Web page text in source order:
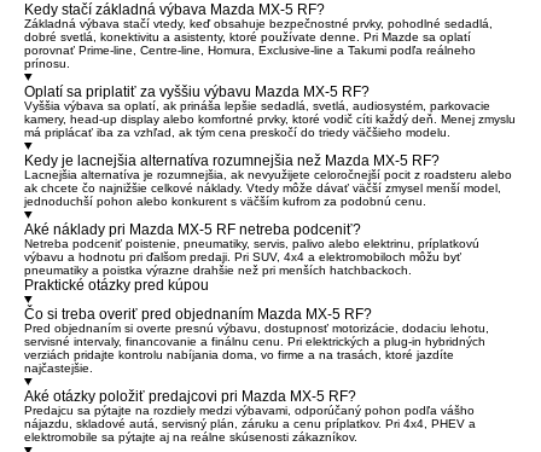
Kedy stačí základná výbava Mazda MX-5 RF?
Základná výbava stačí vtedy, keď obsahuje bezpečnostné prvky, pohodlné sedadlá,
dobré svetlá, konektivitu a asistenty, ktoré používate denne. Pri Mazde sa oplatí
porovnať Prime-line, Centre-line, Homura, Exclusive-line a Takumi podľa reálneho
prínosu.
Oplatí sa priplatiť za vyššiu výbavu Mazda MX-5 RF?
Vyššia výbava sa oplatí, ak prináša lepšie sedadlá, svetlá, audiosystém, parkovacie
kamery, head-up display alebo komfortné prvky, ktoré vodič cíti každý deň. Menej zmyslu
má priplácať iba za vzhľad, ak tým cena preskočí do triedy väčšieho modelu.
Kedy je lacnejšia alternatíva rozumnejšia než Mazda MX-5 RF?
Lacnejšia alternatíva je rozumnejšia, ak nevyužijete celoročnejší pocit z roadsteru alebo
ak chcete čo najnižšie celkové náklady. Vtedy môže dávať väčší zmysel menší model,
jednoduchší pohon alebo konkurent s väčším kufrom za podobnú cenu.
Aké náklady pri Mazda MX-5 RF netreba podceniť?
Netreba podceniť poistenie, pneumatiky, servis, palivo alebo elektrinu, príplatkovú
výbavu a hodnotu pri ďalšom predaji. Pri SUV, 4x4 a elektromobiloch môžu byť
pneumatiky a poistka výrazne drahšie než pri menších hatchbackoch.
Praktické otázky pred kúpou
Čo si treba overiť pred objednaním Mazda MX-5 RF?
Pred objednaním si overte presnú výbavu, dostupnosť motorizácie, dodaciu lehotu,
servisné intervaly, financovanie a finálnu cenu. Pri elektrických a plug-in hybridných
verziách pridajte kontrolu nabíjania doma, vo firme a na trasách, ktoré jazdíte
najčastejšie.
Aké otázky položiť predajcovi pri Mazda MX-5 RF?
Predajcu sa pýtajte na rozdiely medzi výbavami, odporúčaný pohon podľa vášho
nájazdu, skladové autá, servisný plán, záruku a cenu príplatkov. Pri 4x4, PHEV a
elektromobile sa pýtajte aj na reálne skúsenosti zákazníkov.